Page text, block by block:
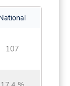
107